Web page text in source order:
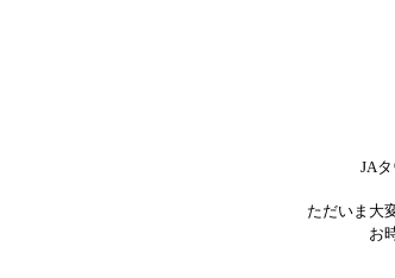
JA
ただいま大
お